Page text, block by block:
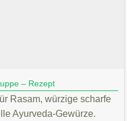
– Rezept
Rasam, würzige scharfe
Ayurveda-Gewürze.